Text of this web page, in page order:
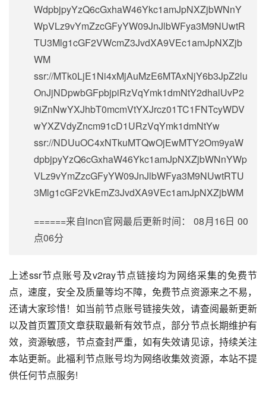
WdpbjpyYzQ6cGxhaW46Ykc1amJpNXZjbWNnY
WpVLz9vYmZzcGFyYW09JnJlbWFya3M9NUwtR
TU3Mlg1cGF2VWcmZ3JvdXA9VEc1amJpNXZjb
WM
ssr://MTk0LjE1Ni4xMjAuMzE6MTAxNjY6b3JpZ2lu
OnJjNDpwbGFpbjpiRzVqYmk1dmNtY2dhalUvP2
9iZnNwYXJhbT0mcmVtYXJrcz01TC1FNTcyWDV
wYXZVdyZncm91cD1URzVqYmk1dmNtYw
ssr://NDUuOC4xNTkuMTQwOjEwMTY2Om9yaW
dpbjpyYzQ6cGxhaW46Ykc1amJpNXZjbWNnYWp
VLz9vYmZzcGFyYW09JnJlbWFya3M9NUwtRTU
3Mlg1cGF2VkEmZ3JvdXA9VEc1amJpNXZjbWM
======来自lncn官网最后更新时间：08月16日 00
点06分
上述ssr节点账号及v2ray节点链接均为网络采集的免费节
点，速度，安全及质量等均不障，免费节点资源来之不易，
还请大家珍惜！如当前节点账号链接失效，请查阅最新更新
以及首页置顶文章获取最新有效节点，部分节点长期维护有
效，资源敏感，节点查封严重，如有失效请见谅，持续关注
本站更新。此福利节点账号均为网络收集效资源，本站不提
供任何节点服务!